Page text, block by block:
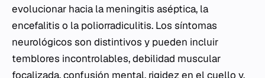
evolucionar hacia la meningitis aséptica, la
encefalitis o la poliorradiculitis. Los síntomas
neurológicos son distintivos y pueden incluir
temblores incontrolables, debilidad muscular
focalizada, confusión mental, rigidez en el cuello y,